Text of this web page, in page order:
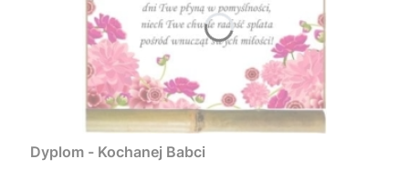
Dyplom - Kochanej Babci